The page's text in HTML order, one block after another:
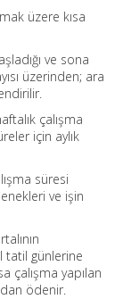
üzere kısa
ve sona
üzerinden; ara
çalışma
için aylık
süresi
ve işin
tatil günlerine
çalışma yapılan
ödenir.